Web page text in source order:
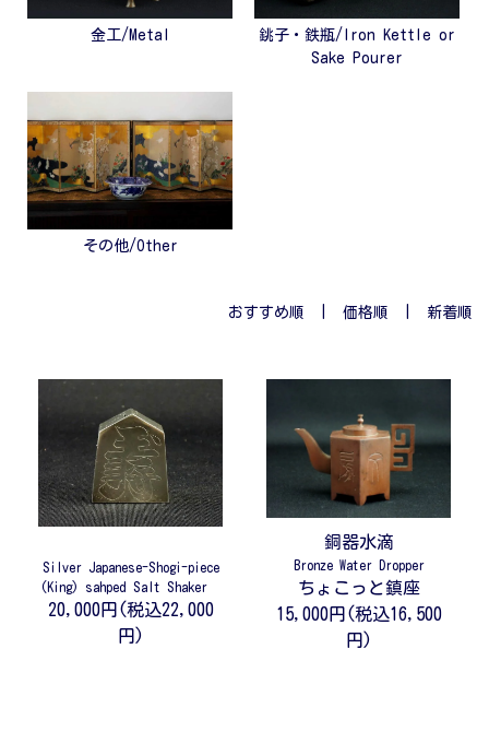
金工/Metal
銚子・鉄瓶/Iron Kettle or
Sake Pourer
その他/Other
おすすめ順 価格順 | 新着順
Silver Japanese-Shogi-piece
(King) sahped Salt Shaker
20,000円(税込22,000
円)
銅器水滴
Bronze Water Dropper
ちょこっと鎮座
15,000円(税込16,500
円)